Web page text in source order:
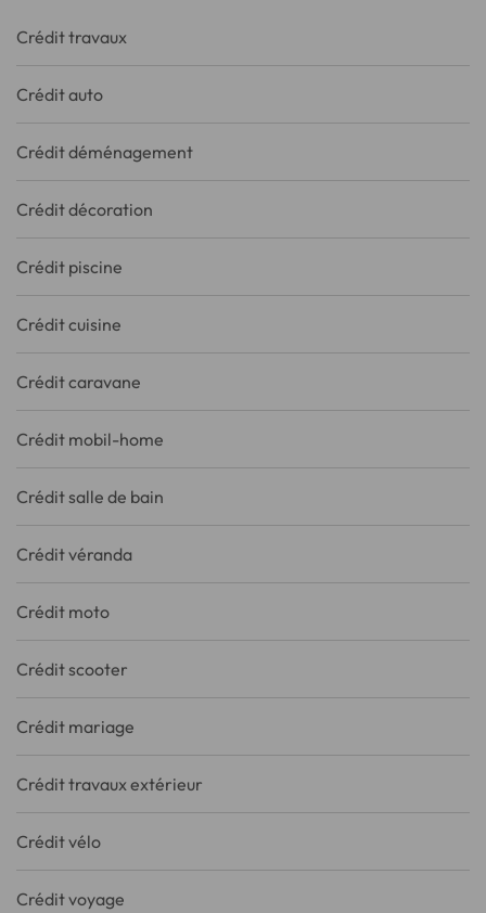
Crédit travaux
Crédit auto
Crédit déménagement
Crédit décoration
Crédit piscine
Crédit cuisine
Crédit caravane
Crédit mobil-home
Crédit salle de bain
Crédit véranda
Crédit moto
Crédit scooter
Crédit mariage
Crédit travaux extérieur
Crédit vélo
Crédit voyage